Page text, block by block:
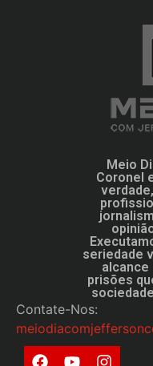
Meio
Coronel
seriedade
alcance
prisões
Contate-Nos: